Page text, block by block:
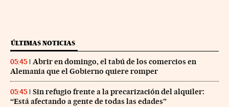
ÚLTIMAS NOTICIAS
05:45
Abrir en domingo, el tabú de los comercios en
Alemania que el Gobierno quiere romper
05:45
Sin refugio frente a la precarización del alquiler:
“Está afectando a gente de todas las edades”